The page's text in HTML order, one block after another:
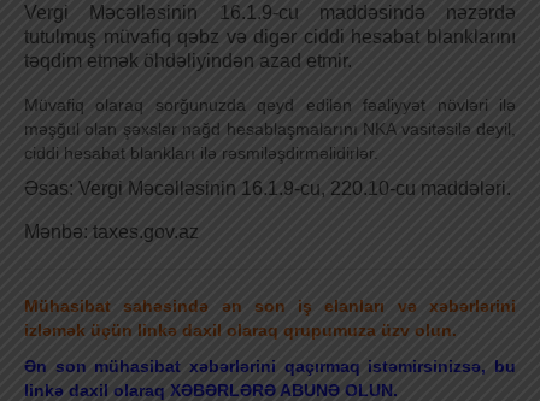
Vergi Məcəlləsinin 16.1.9-cu maddəsində nəzərdə
tutulmuş müvafiq qəbz və digər ciddi hesabat blanklarını
təqdim etmək öhdəliyindən azad etmir.
Müvafiq olaraq sorğunuzda qeyd edilən fəaliyyət növləri ilə
məşğul olan şəxslər nağd hesablaşmalarını NKA vasitəsilə deyil,
ciddi hesabat blankları ilə rəsmiləşdirməlidirlər.
Əsas: Vergi Məcəlləsinin 16.1.9-cu, 220.10-cu maddələri.
Mənbə: taxes.gov.az
Mühasibat sahəsində ən son iş elanları və xəbərlərini
izləmək üçün linkə daxil olaraq qrupumuza üzv olun.
Ən son mühasibat xəbərlərini qaçırmaq istəmirsinizsə, bu
linkə daxil olaraq XƏBƏRLƏRƏ ABUNƏ OLUN.